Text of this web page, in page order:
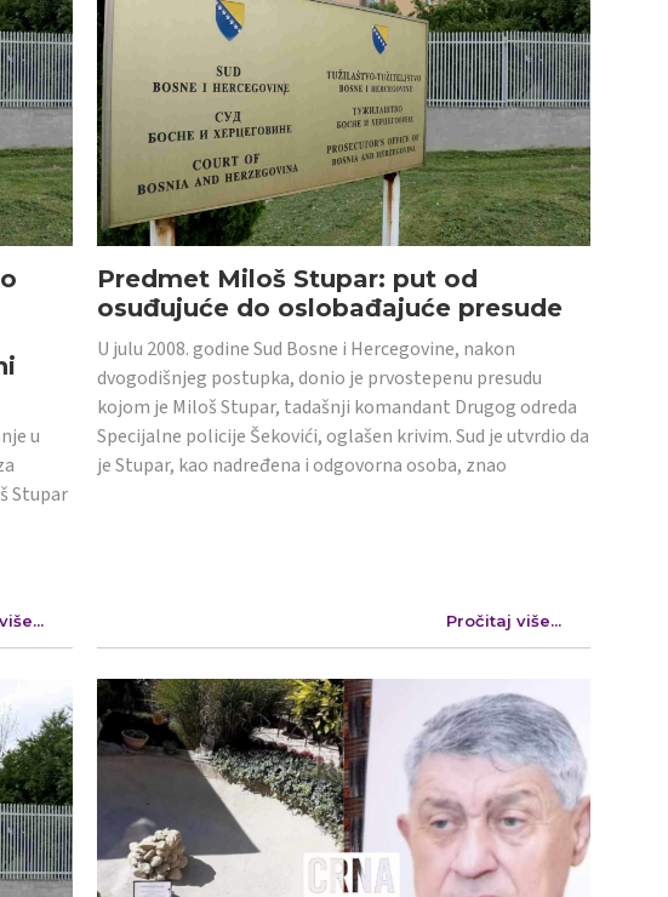
u
Stupar
Predmet Miloš Stupar: put od
osuđujuće do oslobađajuće presude
U julu 2008. godine Sud Bosne i Hercegovine, nakon
dvogodišnjeg postupka, donio je prvostepenu presudu
kojom je Miloš Stupar, tadašnji komandant Drugog odreda
Specijalne policije Šekovići, oglašen krivim. Sud je utvrdio da
je Stupar, kao nadređena i odgovorna osoba, znao
Pročitaj više...